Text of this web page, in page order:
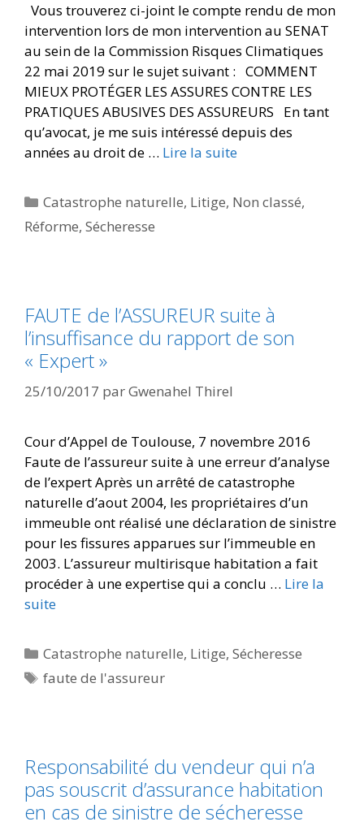
Vous trouverez ci-joint le compte rendu de mon
intervention lors de mon intervention au SENAT
au sein de la Commission Risques Climatiques
22 mai 2019 sur le sujet suivant : COMMENT
MIEUX PROTÉGER LES ASSURES CONTRE LES
PRATIQUES ABUSIVES DES ASSUREURS En tant
qu’avocat, je me suis intéressé depuis des
années au droit de … Lire la suite
Catastrophe naturelle, Litige, Non classé,
Réforme, Sécheresse
FAUTE de l’ASSUREUR suite à
l’insuffisance du rapport de son
« Expert »
25/10/2017 parGwenahel Thirel
Cour d’Appel de Toulouse, 7 novembre 2016
Faute de l’assureur suite à une erreur d’analyse
de l’expert Après un arrêté de catastrophe
naturelle d’aout 2004, les propriétaires d’un
immeuble ont réalisé une déclaration de sinistre
pour les fissures apparues sur l’immeuble en
2003. L’assureur multirisque habitation a fait
procéder à une expertise qui a conclu … Lire la
suite
Catastrophe naturelle, Litige,Sécheresse
faute de l'assureur
Responsabilité du vendeur qui n’a
pas souscrit d’assurance habitation
en cas de sinistre de sécheresse